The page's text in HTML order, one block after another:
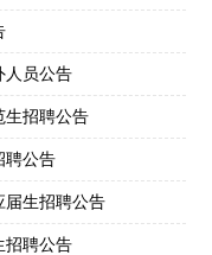
人员公告
生招聘公告
聘公告
届生招聘公告
招聘公告